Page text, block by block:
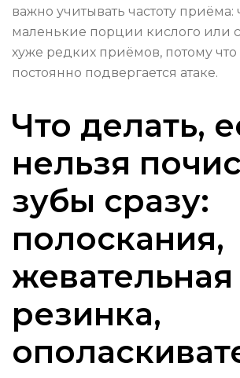
важно учитывать частоту приёма:
маленькие порции кислого или
хуже редких приёмов, потому что
постоянно подвергается атаке.
Что делать,
нельзя
зубы сразу:
полоскания,
жевательная
резинка,